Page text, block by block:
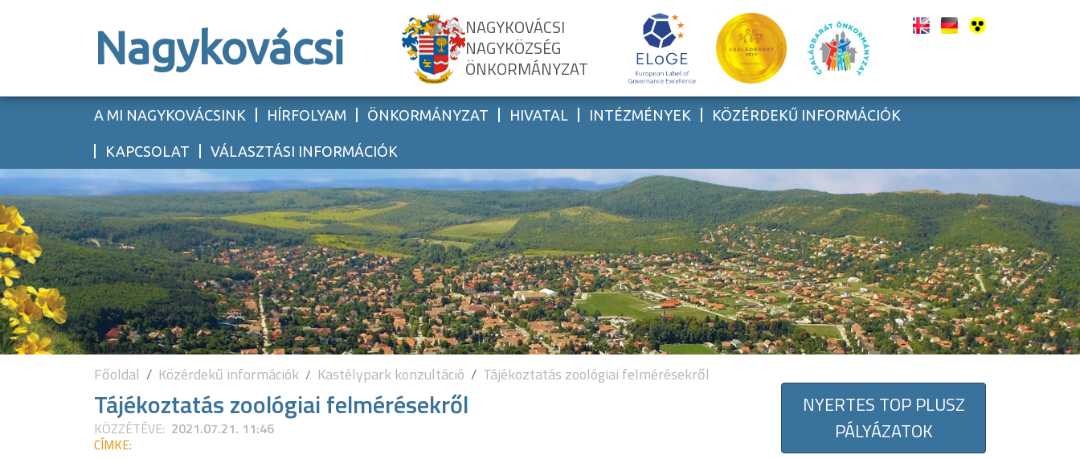
Nagykovácsi
NAGYKOVÁCSI
NAGYKÖZSÉG
ÖNKORMÁNYZAT
A MI NAGYKOVÁCSINK HÍRFOLYAM ÖNKORMÁNYZAT HIVATAL INTÉZMÉNYEK KÖZÉRDEKŰ INFORMÁCIÓK
KAPCSOLAT VÁLASZTÁSI INFORMÁCIÓK
Főoldal Közérdekű információk Kastélypark konzultáció Tájékoztatás zoológiai felmérésekről
Tájékoztatás zoológiai felmérésekről
KÖZZÉTÉVE: 2021.07.21. 11:46
CÍMKE:
NYERTES TOP PLUSZ
PÁLYÁZATOK